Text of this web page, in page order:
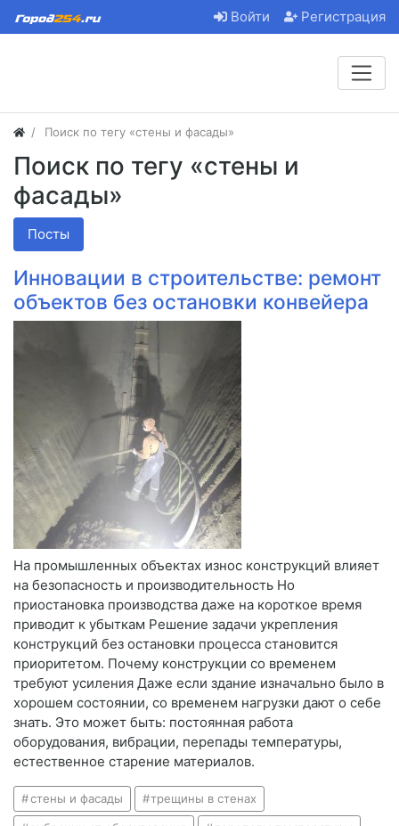
Войти Регистрация
Поиск по тегу «стены и фасады»
Поиск по тегу «стены и
фасады»
Посты
Инновации в строительстве: ремонт
объектов без остановки конвейера
На промышленных объектах износ конструкций влияет
на безопасность и производительность Но
приостановка производства даже на короткое время
приводит к убыткам Решение задачи укрепления
конструкций без остановки процесса становится
приоритетом. Почему конструкции со временем
требуют усиления Даже если здание изначально было в
хорошем состоянии, со временем нагрузки дают о себе
знать. Это может быть: постоянная работа
оборудования, вибрации, перепады температуры,
естественное старение материалов.
стены и фасады трещины в стенах